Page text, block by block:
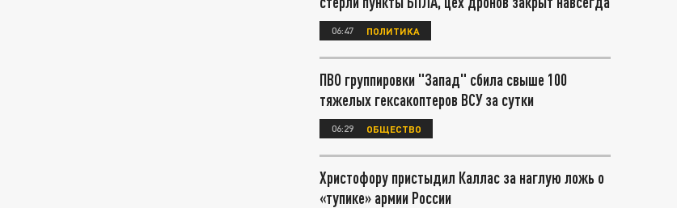
06:47 ПОЛИТИКА
ПВО группировки "Запад" сбила свыше 100
тяжелых гексакоптеров ВСУ за сутки
06:29 ОБЩЕСТВО
Христофору пристыдил Каллас за наглую ложь о
«тупике» армии России